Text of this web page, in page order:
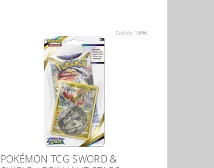
Codice: 1896
POKÉMON TCG SWORD &